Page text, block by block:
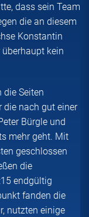
dass sein Team
die an diesem
Konstantin
kein
die Seiten
die nach gut einer
Bürgle und
mehr geht. Mit
geschlossen
die
endgültig
fanden die
nutzten einige